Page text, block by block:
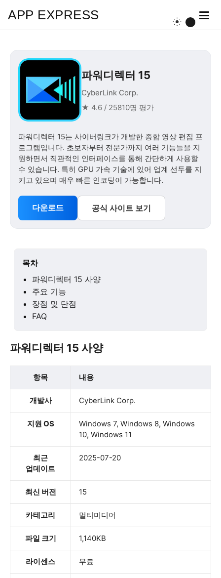
APP EXPRESS
파워디렉터 15
CyberLink Corp.
★ 4.6 / 25810명 평가
파워디렉터 15는 사이버링크가 개발한 종합 영상 편집 프
로그램입니다. 초보자부터 전문가까지 여러 기능들을 지
원하면서 직관적인 인터페이스를 통해 간단하게 사용할
수 있습니다. 특히 GPU 가속 기술에 있어 업계 선두를 지
키고 있으며 매우 빠른 인코딩이 가능합니다.
다운로드 공식 사이트 보기
목차
파워디렉터 15 사양
주요 기능
장점 및 단점
FAQ
파워디렉터 15 사양
항목 내용
개발사 CyberLink Corp.
지원 OS
Windows 7, Windows 8, Windows
10, Windows 11
최근
업데이트
2025-07-20
최신 버전 15
카테고리 멀티미디어
파일 크기 1,140KB
라이센스 무료